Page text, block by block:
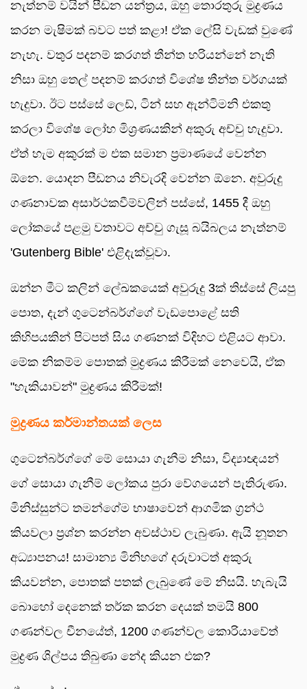
නැත්නම් වයින් පීඩන යන්ත්‍රය, ඔහු තොරතුරු මුද්‍රණය
කරන මැෂිමක් බවට පත් කළා! ඒක ලේසි වැඩක් වුණේ
නැහැ. වතුර පදනම් කරගත් තීන්ත හරියන්නේ නැති
නිසා ඔහු තෙල් පදනම් කරගත් විශේෂ තීන්ත වර්ගයක්
හැදුවා. ඊට පස්සේ ලෙඩ්, ටින් සහ ඇන්ටිමනි එකතු
කරලා විශේෂ ලෝහ මිශ්‍රණයකින් අකුරු අච්චු හැදුවා.
ඒත් හැම අකුරක් ම එක සමාන ප්‍රමාණයේ වෙන්න
ඕනෙ. යොදන පීඩනය නිවැරදි වෙන්න ඕනෙ. අවුරුදු
ගණනාවක අසාර්ථකවීම්වලින් පස්සේ, 1455 දී ඔහු
ලෝකයේ පළමු වතාවට අච්චු ගැසූ බයිබලය නැත්නම්
'Gutenberg Bible' එළිදැක්වූවා.
ඔන්න මීට කලින් ලේඛකයෙක් අවුරුදු 3ක් තිස්සේ ලියපු
පොත, දැන් ගුටෙන්බර්ග්ගේ වැඩපොළේ සති
කිහිපයකින් පිටපත් සිය ගණනක් විදිහට එළියට ආවා.
මේක නිකම්ම පොතක් මුද්‍රණය කිරීමක් නෙවෙයි, ඒක
"හැකියාවන්" මුද්‍රණය කිරීමක්!
මුද්‍රණය කර්මාන්තයක් ලෙස
ගුටෙන්බර්ග්ගේ මේ සොයා ගැනීම නිසා, විද්‍යාඥයන්
ගේ සොයා ගැනීම් ලෝකය පුරා වේගයෙන් පැතිරුණා.
මිනිස්සුන්ට තමන්ගේම භාෂාවෙන් ආගමික ග්‍රන්ථ
කියවලා ප්‍රශ්න කරන්න අවස්ථාව ලැබුණා. ඇයි නූතන
අධ්‍යාපනය! සාමාන්‍ය මිනිහගේ දරුවාටත් අකුරු
කියවන්න, පොතක් පතක් ලැබුණේ මේ නිසයි. හැබැයි
බොහෝ දෙනෙක් තර්ක කරන දෙයක් තමයි 800
ගණන්වල චීනයේත්, 1200 ගණන්වල කොරියාවේත්
මුද්‍රණ ශිල්පය තිබුණා නේද කියන එක?